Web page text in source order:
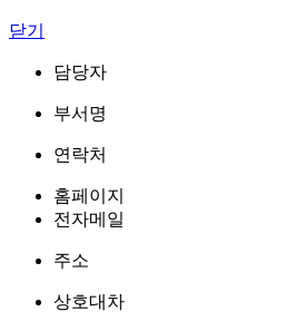
닫기
담당자
부서명
연락처
홈페이지
전자메일
주소
상호대차